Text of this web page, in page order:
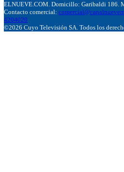
ELNUEVE.COM. Domicillo: Garibaldi 186.
Contacto comercial:
4204020
©2026 Cuyo Televisión SA. Todos los